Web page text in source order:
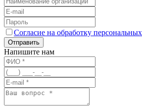
Согласие на обработку
Отправить
Напишите нам